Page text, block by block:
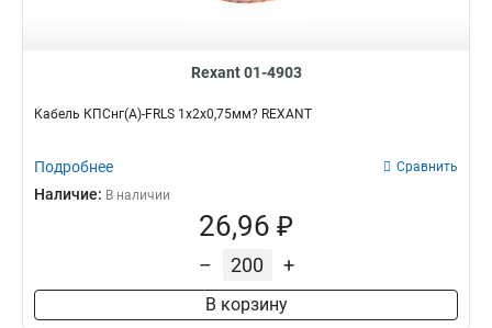
Rexant 01-4903
Кабель КПСнг(А)-FRLS 1x2x0,75мм? REXANT
Подробнее Сравнить
Наличие: В наличии
26,96 ₽
– +
В корзину